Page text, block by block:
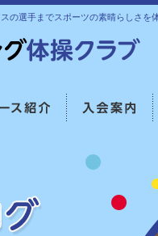
の選手までスポーツの素晴らしさを
紹介 コース紹介